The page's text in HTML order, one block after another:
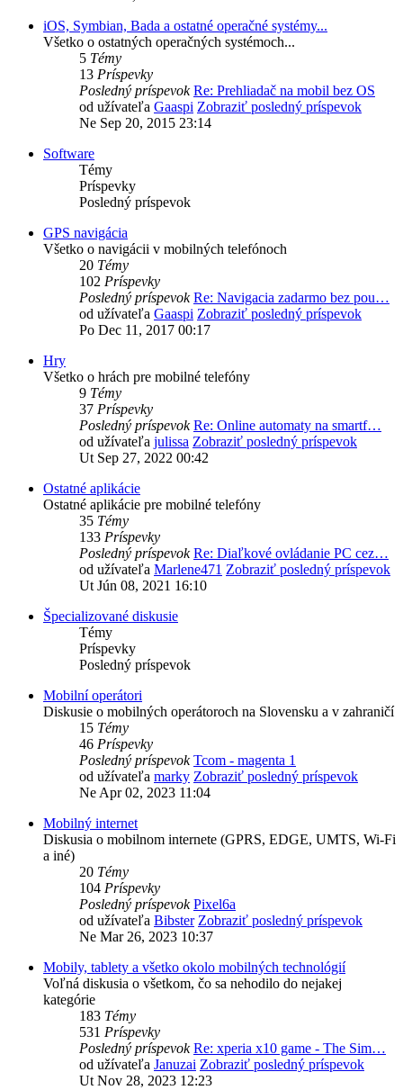
iOS, Symbian, Bada a ostatné operačné systémy...
Všetko o ostatných operačných systémoch...
5 Témy
13 Príspevky
Posledný príspevok Re: Prehliadač na mobil bez OS
od užívateľa Gaaspi Zobraziť posledný príspevok
Ne Sep 20, 2015 23:14
Software
Témy
Príspevky
Posledný príspevok
GPS navigácia
Všetko o navigácii v mobilných telefónoch
20 Témy
102 Príspevky
Posledný príspevok Re: Navigacia zadarmo bez pou…
od užívateľa Gaaspi Zobraziť posledný príspevok
Po Dec 11, 2017 00:17
Hry
Všetko o hrách pre mobilné telefóny
9 Témy
37 Príspevky
Posledný príspevok Re: Online automaty na smartf…
od užívateľa julissa Zobraziť posledný príspevok
Ut Sep 27, 2022 00:42
Ostatné aplikácie
Ostatné aplikácie pre mobilné telefóny
35 Témy
133 Príspevky
Posledný príspevok Re: Diaľkové ovládanie PC cez…
od užívateľa Marlene471 Zobraziť posledný príspevok
Ut Jún 08, 2021 16:10
Špecializované diskusie
Témy
Príspevky
Posledný príspevok
Mobilní operátori
Diskusie o mobilných operátoroch na Slovensku a v zahraničí
15 Témy
46 Príspevky
Posledný príspevok Tcom - magenta 1
od užívateľa marky Zobraziť posledný príspevok
Ne Apr 02, 2023 11:04
Mobilný internet
Diskusia o mobilnom internete (GPRS, EDGE, UMTS, Wi-Fi
a iné)
20 Témy
104 Príspevky
Posledný príspevok Pixel6a
od užívateľa Bibster Zobraziť posledný príspevok
Ne Mar 26, 2023 10:37
Mobily, tablety a všetko okolo mobilných technológií
Voľná diskusia o všetkom, čo sa nehodilo do nejakej
kategórie
183 Témy
531 Príspevky
Posledný príspevok Re: xperia x10 game - The Sim…
od užívateľa Januzai Zobraziť posledný príspevok
Ut Nov 28, 2023 12:23